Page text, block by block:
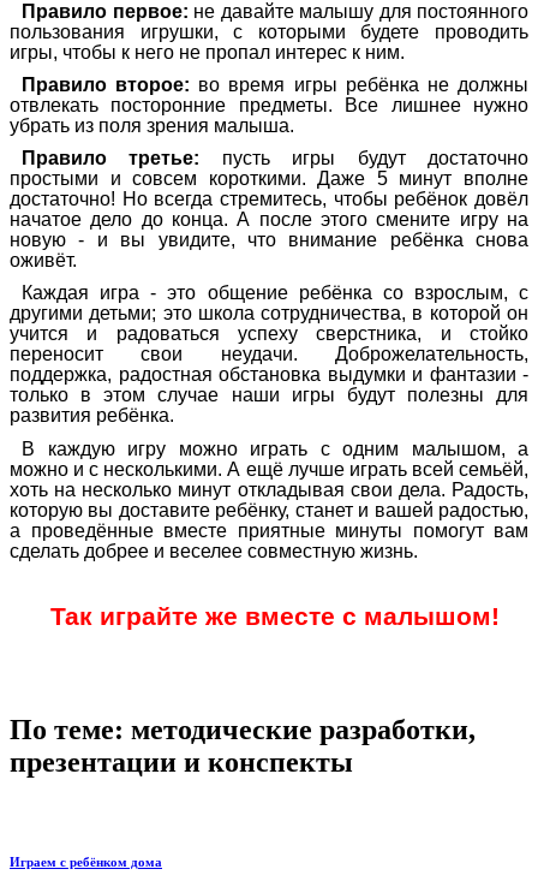
Правило первое: не давайте малышу для постоянного
пользования игрушки, с которыми будете проводить
игры, чтобы к него не пропал интерес к ним.
Правило второе: во время игры ребёнка не должны
отвлекать посторонние предметы. Все лишнее нужно
убрать из поля зрения малыша.
Правило третье: пусть игры будут достаточно
простыми и совсем короткими. Даже 5 минут вполне
достаточно! Но всегда стремитесь, чтобы ребёнок довёл
начатое дело до конца. А после этого смените игру на
новую - и вы увидите, что внимание ребёнка снова
оживёт.
Каждая игра - это общение ребёнка со взрослым, с
другими детьми; это школа сотрудничества, в которой он
учится и радоваться успеху сверстника, и стойко
переносит свои неудачи. Доброжелательность,
поддержка, радостная обстановка выдумки и фантазии -
только в этом случае наши игры будут полезны для
развития ребёнка.
В каждую игру можно играть с одним малышом, а
можно и с несколькими. А ещё лучше играть всей семьёй,
хоть на несколько минут откладывая свои дела. Радость,
которую вы доставите ребёнку, станет и вашей радостью,
а проведённые вместе приятные минуты помогут вам
сделать добрее и веселее совместную жизнь.
Так играйте же вместе с малышом!
По теме: методические разработки,
презентации и конспекты
Играем с ребёнком дома